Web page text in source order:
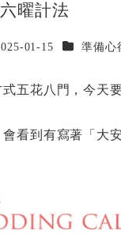
曜計法
01-15 カテゴリー
準備心
五花八門，今天
看到有寫著「大